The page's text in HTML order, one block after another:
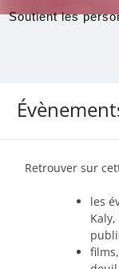
Soutient les
Retrouver sur
les